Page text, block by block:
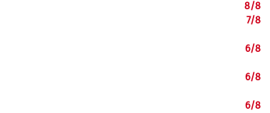
8/8
7/8
6/8
6/8
6/8